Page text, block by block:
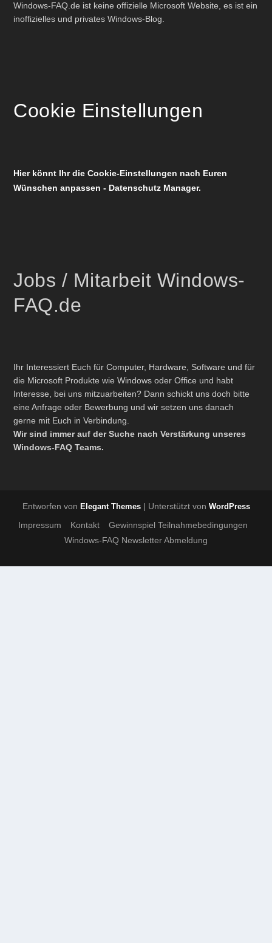
Windows-FAQ.de ist keine offizielle Microsoft Website, es ist ein
inoffizielles und privates Windows-Blog.
Cookie Einstellungen
Hier könnt Ihr die Cookie-Einstellungen nach Euren
Wünschen anpassen - Datenschutz Manager.
Jobs / Mitarbeit Windows-
FAQ.de
Ihr Interessiert Euch für Computer, Hardware, Software und für
die Microsoft Produkte wie Windows oder Office und habt
Interesse, bei uns mitzuarbeiten? Dann schickt uns doch bitte
eine Anfrage oder Bewerbung und wir setzen uns danach
gerne mit Euch in Verbindung.
Wir sind immer auf der Suche nach Verstärkung unseres
Windows-FAQ Teams.
Entworfen von Elegant Themes| Unterstützt von WordPress
Impressum Kontakt
Gewinnspiel Teilnahmebedingungen
Windows-FAQ Newsletter Abmeldung